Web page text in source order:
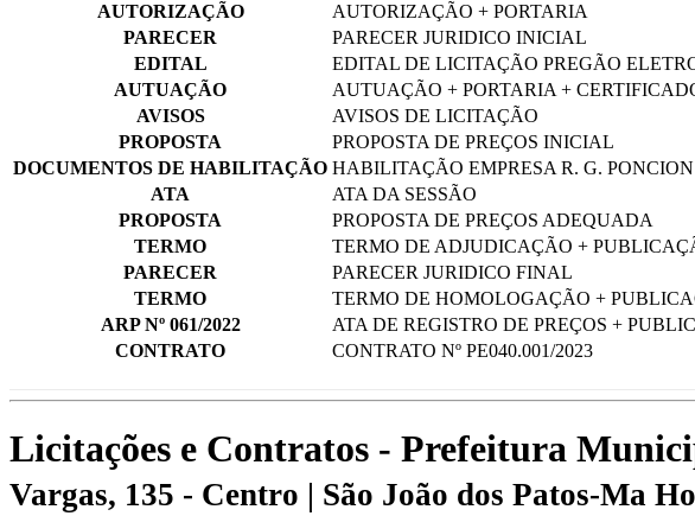
AUTORIZAÇÃO
AUTORIZAÇÃO + PORTARIA
PARECER
PARECER JURIDICO INICIAL
EDITAL
EDITAL DE LICITAÇÃO PREGÃO
AUTUAÇÃO
AUTUAÇÃO + PORTARIA +
AVISOS
AVISOS DE LICITAÇÃO
PROPOSTA
PROPOSTA DE PREÇOS INICIAL
DOCUMENTOS DE HABILITAÇÃO HABILITAÇÃO EMPRESA R. G.
ATA
ATA DA SESSÃO
PROPOSTA
PROPOSTA DE PREÇOS ADEQUADA
TERMO
TERMO DE ADJUDICAÇÃO +
PARECER
PARECER JURIDICO FINAL
TERMO
TERMO DE HOMOLOGAÇÃO +
ARP Nº 061/2022
ATA DE REGISTRO DE PREÇOS +
CONTRATO
CONTRATO Nº PE040.001/2023
Licitações e Contratos - Prefeitura
Vargas, 135 - Centro | São João dos Patos-Ma